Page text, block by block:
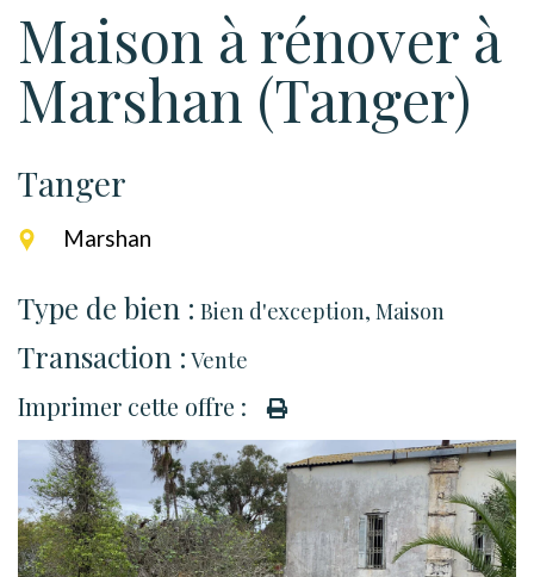
Maison à rénover à
Marshan (Tanger)
Tanger
Marshan
Type de bien : Bien d'exception, Maison
Transaction : Vente
Imprimer cette offre :